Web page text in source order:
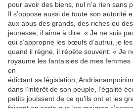
pour avoir des biens, nul n’a rien sans
Il s’oppose aussi de toute son autorité
aux abus des grands, des riches ou
jeunesse, il aime à dire: « Je ne suis
qui s’approprie les bœufs d’autrui, je
quand il règne, il répète souvent: « Je
royaume les fantaisies de mes
en
édictant sa législation,
dans l’intérêt de son peuple, l’égalité
petits jouissent de ce qu’ils ont et les